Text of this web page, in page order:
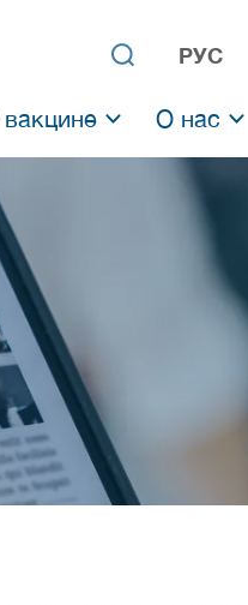
РУС
V
Лайт
испытания
применения
исследования
вакцины
исследований
О нас